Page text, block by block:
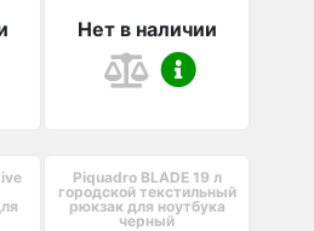
Нет в наличии
Piquadro BLADE 19 л
городской текстильный
рюкзак для ноутбука
черный